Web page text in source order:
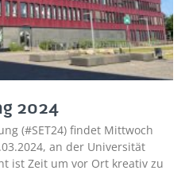
2024
(#SET24) findet Mittwoch
an der Universität
ist Zeit um vor Ort kreativ zu